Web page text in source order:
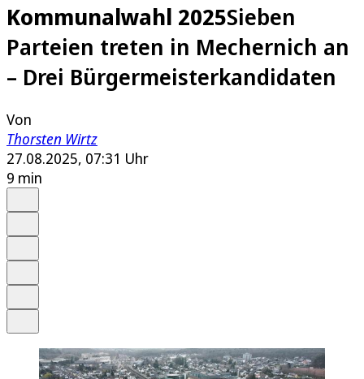
Kommunalwahl 2025Sieben
Parteien treten in Mechernich an
– Drei Bürgermeisterkandidaten
Von
Thorsten Wirtz
27.08.2025, 07:31 Uhr
9 min